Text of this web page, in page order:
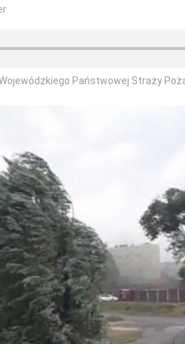
Państwowej Straży